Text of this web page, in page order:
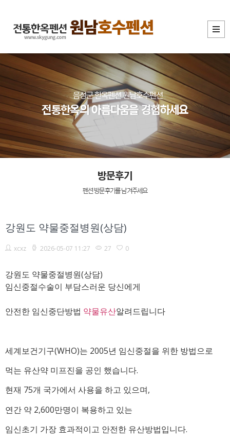
음성군 한옥펜션 원남호수펜션
전통한옥의 아름다움을 경험하세요
방문후기
펜션 방문후기를 남겨주세요
강원도 약물중절병원(상담)
xcxz 2026-05-07 11:27 27 0
강원도 약물중절병원(상담)
임신중절수술이 부담스러운 당신에게
안전한 임신중단방법 약물유산알려드립니다
세계보건기구(WHO)는 2005년 임신중절을 위한 방법으로
먹는 유산약 미프진을 공인 했습니다.
현재 75개 국가에서 사용을 하고 있으며,
연간 약 2,600만명이 복용하고 있는
임신초기 가장 효과적이고 안전한 유산방법입니다.